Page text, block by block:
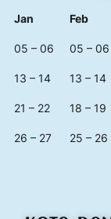
Jan Feb
05 – 06 05 – 06
13 – 14 13 – 14
21 – 22 18 – 19
26 – 27 25 – 26